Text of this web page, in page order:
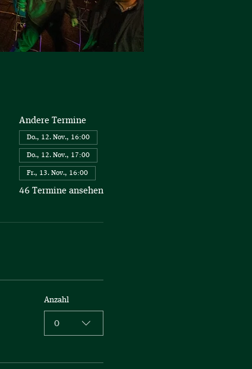
Andere Termine
Do., 12. Nov., 16:00
Do., 12. Nov., 17:00
Fr., 13. Nov., 16:00
46 Termine ansehen
Anzahl
0